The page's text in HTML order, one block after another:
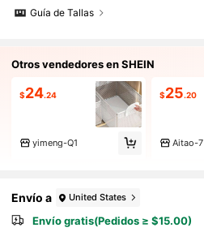
Guía de Tallas
Otros vendedores en SHEIN
$24.24
yimeng-Q1
$25.20
Aitao-7
Envío a United States
Envío gratis(Pedidos ≥ $15.00)